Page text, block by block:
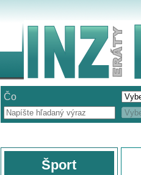
Čo
Šport